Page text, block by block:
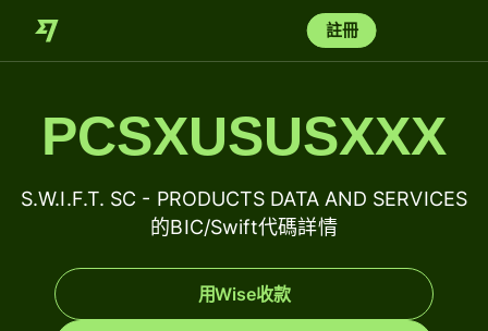
註冊
PCSXUSUSXXX
S.W.I.F.T. SC - PRODUCTS DATA AND SERVICES
的BIC/Swift代碼詳情
用Wise收款